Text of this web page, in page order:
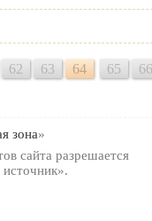
62 63 64 65 66
зона»
сайта разрешается